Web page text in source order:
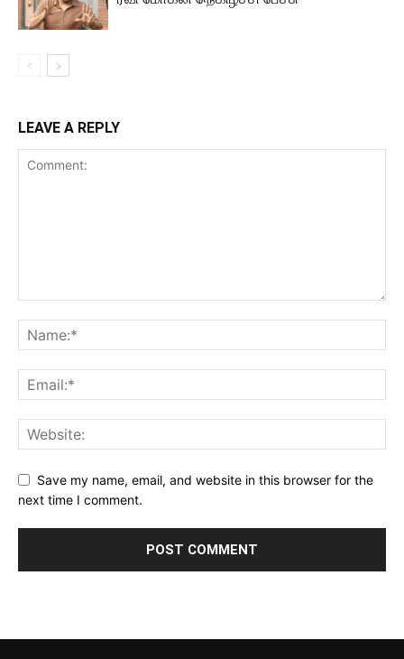
LEAVE A REPLY
Save my name, email, and website in this browser for the
next time I comment.